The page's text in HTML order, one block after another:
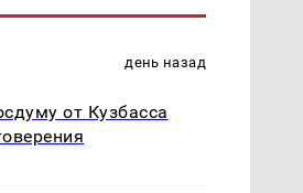
день назад
от Кузбасса